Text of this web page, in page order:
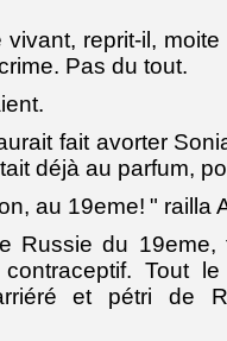
reprit-il,
Pas du tout.
fait avorter
déjà au parfum,
au 19eme! " railla
Russie du 19eme,
Tout
et pétri de